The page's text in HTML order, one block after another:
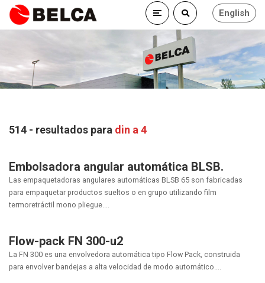
English
514 - resultados para din a 4
Embolsadora angular automática BLSB.
Las empaquetadoras angulares automáticas BLSB 65 son fabricadas
para empaquetar productos sueltos o en grupo utilizando film
termoretráctil mono pliegue....
Flow-pack FN 300-u2
La FN 300 es una envolvedora automática tipo Flow Pack, construida
para envolver bandejas a alta velocidad de modo automático....